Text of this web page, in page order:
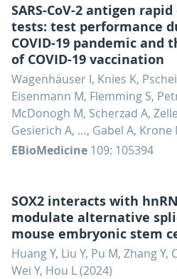
SARS-CoV-2 antigen
tests: test performance
COVID-19 pandemic and
of COVID-19 vaccination
Wagenhäuser I, Knies K,
Eisenmann M, Flemming S,
McDonogh M, Scherzad A,
Gesierich A, …, Gabel A, Krone
EBioMedicine 109: 105394
SOX2 interacts with
modulate alternative
mouse embryonic stem
Huang Y, Liu Y, Pu M, Zhang Y,
Wei Y, Hou L (2024)